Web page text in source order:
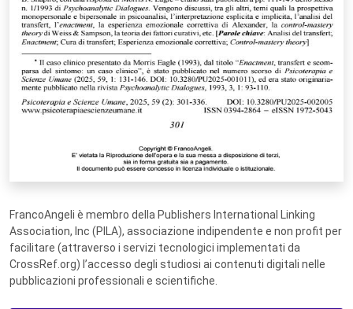
FrancoAngeli è membro della Publishers International Linking
Association, Inc (PILA), associazione indipendente e non profit per
facilitare (attraverso i servizi tecnologici implementati da
CrossRef.org) l’accesso degli studiosi ai contenuti digitali nelle
pubblicazioni professionali e scientifiche.